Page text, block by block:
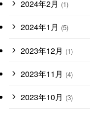
2024年2月 (1)
2024年1月 (5)
2023年12月 (1)
2023年11月 (4)
2023年10月 (3)